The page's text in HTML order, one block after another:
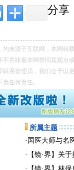
分享
来源于互联网，本网转
意味着本网赞同其观点
系管理员，我们会予以
任何责任。
所属主题
· 国医大师与名
·
【镜·界】关